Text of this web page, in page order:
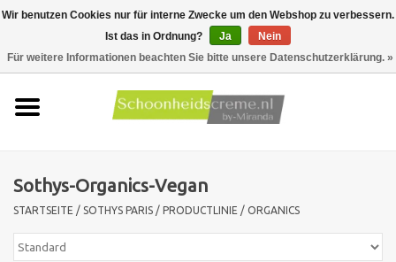
Produkte
Hautprobleme
Sothys-Organics-Vegan
STARTSEITE / SOTHYS PARIS / PRODUCTLINIE / ORGANICS
Wir benutzen Cookies nur für interne Zwecke um den Webshop zu verbessern.
Ist das in Ordnung?
Ja
Nein
Für weitere Informationen beachten Sie bitte unsere Datenschutzerklärung. »